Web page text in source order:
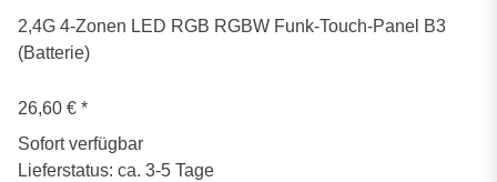
2,4G 4-Zonen LED RGB RGBW Funk-Touch-Panel B3
(Batterie)
26,60 € *
Sofort verfügbar
Lieferstatus: ca. 3-5 Tage